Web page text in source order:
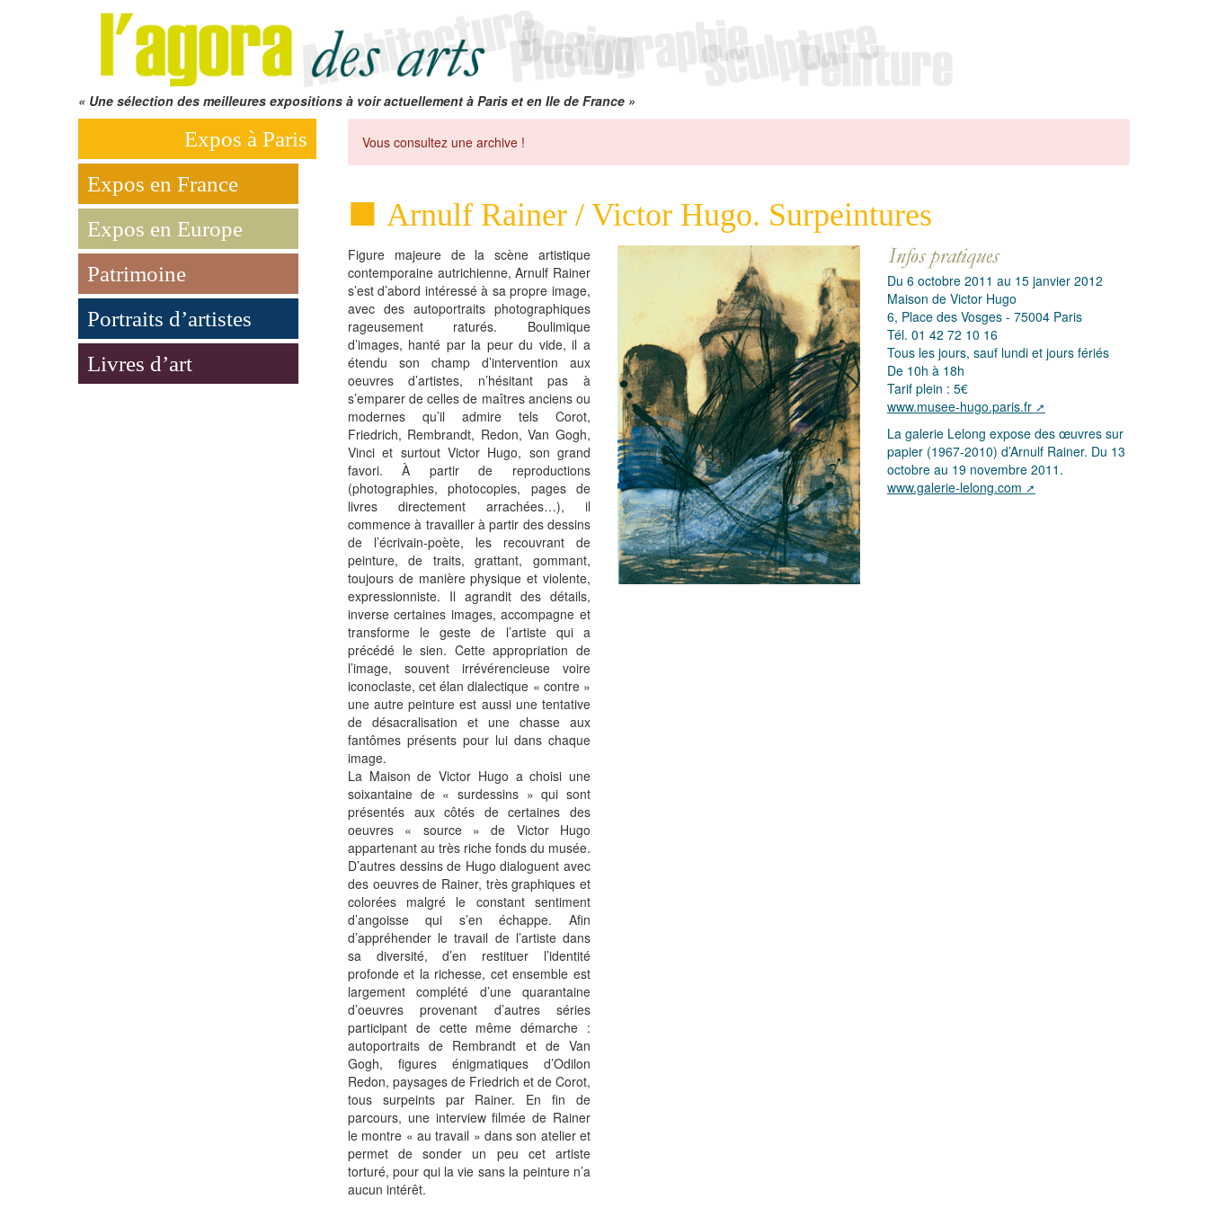
« Une sélection des meilleures expositions à voir actuellement à Paris et en Ile de France »
Expos à Paris
Expos en France
Expos en Europe
Patrimoine
Portraits d’artistes
Livres d’art
Vous consultez une archive !
Arnulf Rainer / Victor Hugo. Surpeintures
Figure majeure de la scène artistique
contemporaine autrichienne, Arnulf Rainer
s’est d’abord intéressé à sa propre image,
avec des autoportraits photographiques
rageusement raturés. Boulimique
d’images, hanté par la peur du vide, il a
étendu son champ d’intervention aux
oeuvres d’artistes, n’hésitant pas à
s’emparer de celles de maîtres anciens ou
modernes qu’il admire tels Corot,
Friedrich, Rembrandt, Redon, Van Gogh,
Vinci et surtout Victor Hugo, son grand
favori. À partir de reproductions
(photographies, photocopies, pages de
livres directement arrachées…), il
commence à travailler à partir des dessins
de l’écrivain-poète, les recouvrant de
peinture, de traits, grattant, gommant,
toujours de manière physique et violente,
expressionniste. Il agrandit des détails,
inverse certaines images, accompagne et
transforme le geste de l’artiste qui a
précédé le sien. Cette appropriation de
l’image, souvent irrévérencieuse voire
iconoclaste, cet élan dialectique « contre »
une autre peinture est aussi une tentative
de désacralisation et une chasse aux
fantômes présents pour lui dans chaque
image.
La Maison de Victor Hugo a choisi une
soixantaine de « surdessins » qui sont
présentés aux côtés de certaines des
oeuvres « source » de Victor Hugo
appartenant au très riche fonds du musée.
D’autres dessins de Hugo dialoguent avec
des oeuvres de Rainer, très graphiques et
colorées malgré le constant sentiment
d’angoisse qui s’en échappe. Afin
d’appréhender le travail de l’artiste dans
sa diversité, d’en restituer l’identité
profonde et la richesse, cet ensemble est
largement complété d’une quarantaine
d’oeuvres provenant d’autres séries
participant de cette même démarche :
autoportraits de Rembrandt et de Van
Gogh, figures énigmatiques d’Odilon
Redon, paysages de Friedrich et de Corot,
tous surpeints par Rainer. En fin de
parcours, une interview filmée de Rainer
le montre « au travail » dans son atelier et
permet de sonder un peu cet artiste
torturé, pour qui la vie sans la peinture n’a
aucun intérêt.
Du 6 octobre 2011 au 15 janvier 2012
Maison de Victor Hugo
6, Place des Vosges - 75004 Paris
Tél. 01 42 72 10 16
Tous les jours, sauf lundi et jours fériés
De 10h à 18h
Tarif plein : 5€
www.musee-hugo.paris.fr
La galerie Lelong expose des œuvres sur
papier (1967-2010) d’Arnulf Rainer. Du 13
octobre au 19 novembre 2011.
www.galerie-lelong.com